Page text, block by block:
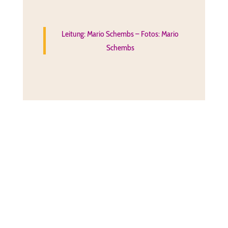
Leitung: Mario Schembs – Fotos: Mario
Schembs